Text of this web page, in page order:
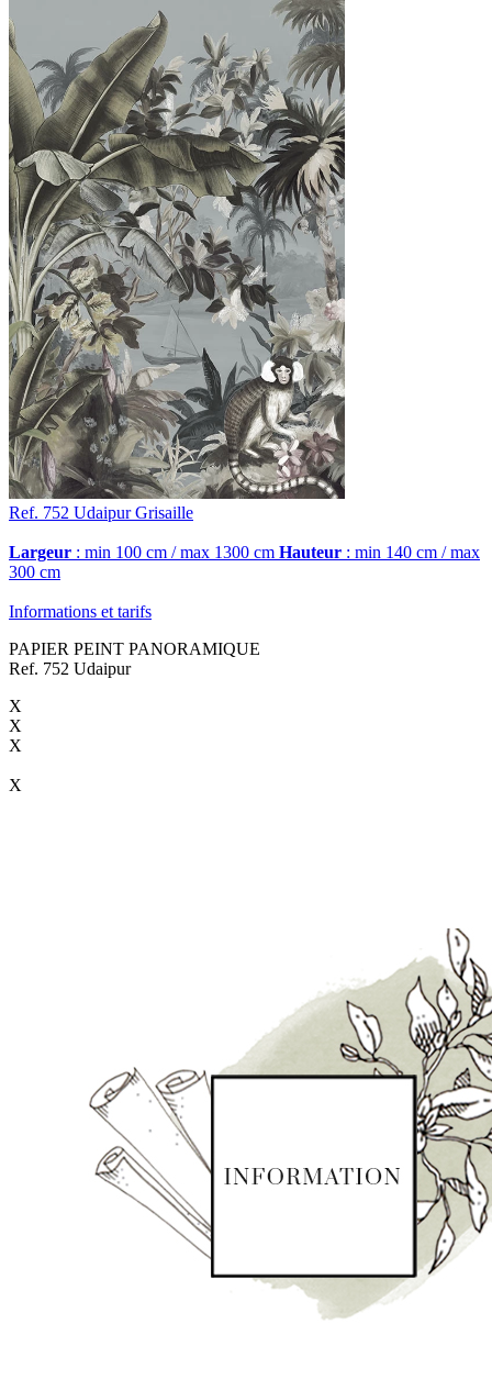
Ref. 752 Udaipur Grisaille
Largeur : min 100 cm / max 1300 cm Hauteur : min 140 cm / max
300 cm
Informations et tarifs
PAPIER PEINT PANORAMIQUE
Ref. 752 Udaipur
X
X
X
X